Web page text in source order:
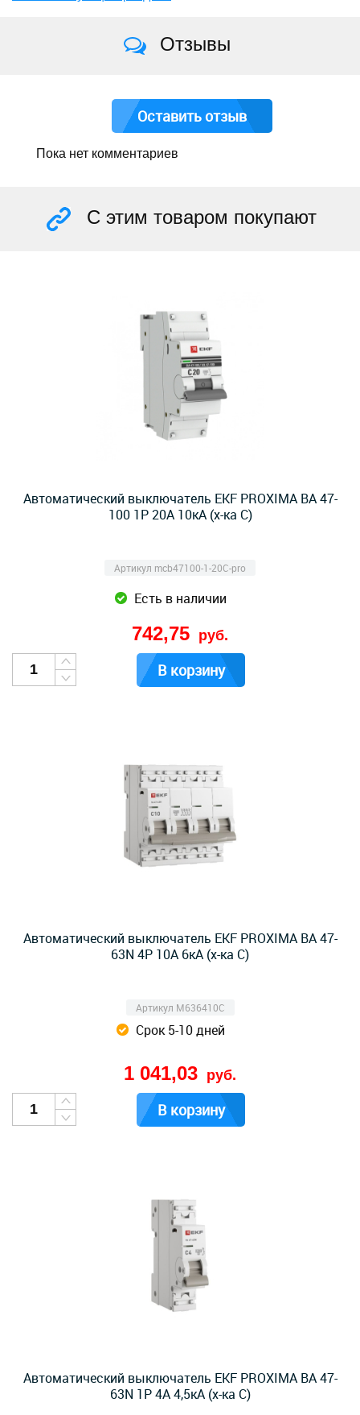
Отзывы
Оставить отзыв
Пока нет комментариев
С этим товаром покупают
Автоматический выключатель EKF PROXIMA ВА 47-
100 1Р 20А 10кА (х-ка C)
Артикул mcb47100-1-20C-pro
Есть в наличии
742,75 руб.
В корзину
Автоматический выключатель EKF PROXIMA ВА 47-
63N 4Р 10А 6кА (х-ка C)
Артикул M636410C
Срок 5-10 дней
1 041,03 руб.
В корзину
Автоматический выключатель EKF PROXIMA ВА 47-
63N 1Р 4А 4,5кА (х-ка C)